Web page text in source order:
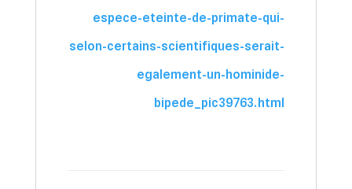
espece-eteinte-de-primate-qui-
selon-certains-scientifiques-serait-
egalement-un-hominide-
bipede_pic39763.html